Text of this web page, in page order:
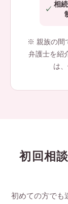
相
※ 親族の間
弁護士を紹
は
初回相
初めての方でも